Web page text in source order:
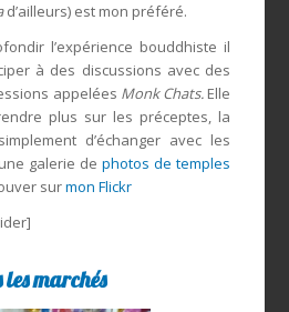
d’ailleurs) est mon préféré.
l’expérience bouddhiste il
à des discussions avec des
appelées Monk Chats. Elle
plus sur les préceptes, la
d’échanger avec les
galerie dephotos de temples
surmon Flickr
marchés